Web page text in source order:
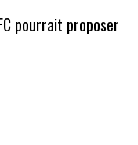
pourrait proposer